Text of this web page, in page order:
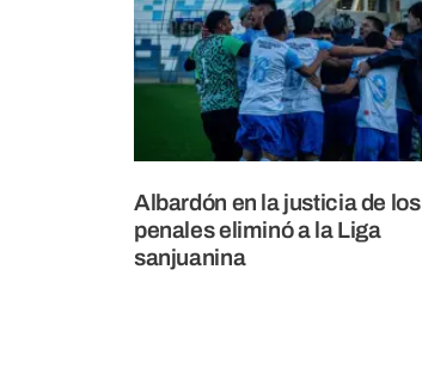
Albardón en la justicia de los
penales eliminó a la Liga
sanjuanina